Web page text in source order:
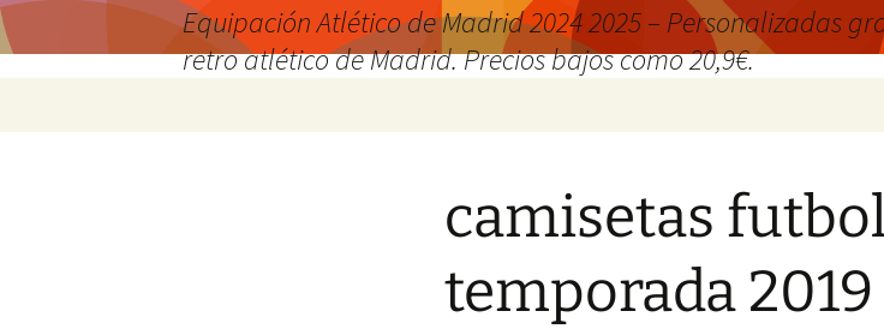
Equipación Atlético de Madrid 2024 2025 – Personalizadas
retro atlético de Madrid. Precios bajos como 20,9€.
camisetas
temporada 2019